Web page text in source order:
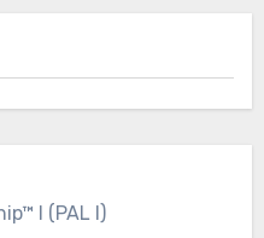
I (PAL I)